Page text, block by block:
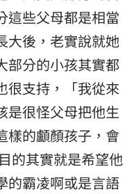
這些父母都是相當
大後，老實說就她
部分的小孩其實都
很支持，「我從來
是很怪父母把他生
樣的顱顏孩子，會
的其實就是希望他
的霸凌啊或是言語